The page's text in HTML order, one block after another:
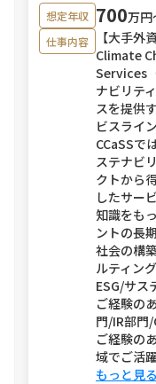
想定年収 700万円
仕事内容
【大手外
Climate
Services
ナビリテ
スを提供
ビスライ
CCaSSで
ステナビ
クトから
したサー
知識をも
ントの長
社会の構
ルティン
ESG/サス
ご経験の
門/IR部門
ご経験の
域でご活
もっと見る